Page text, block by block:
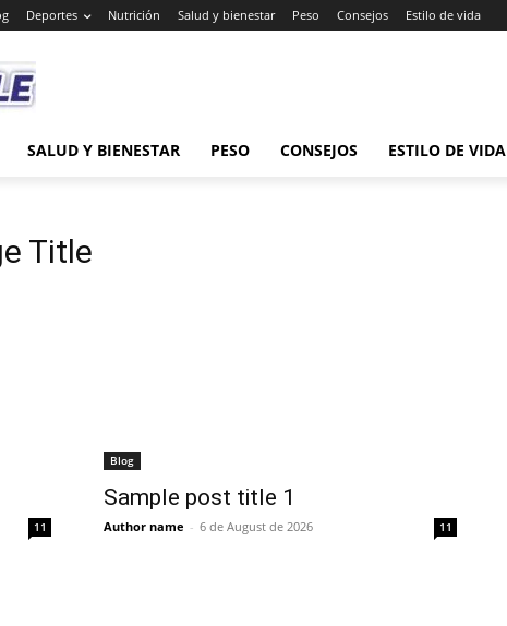
Deportes Nutrición Salud y bienestar Peso Consejos Estilo de vida
SALUD Y BIENESTAR PESO CONSEJOS ESTILO DE VIDA
Title
11
Blog
Sample post title 1
Author name - 6 de August de 2026 11